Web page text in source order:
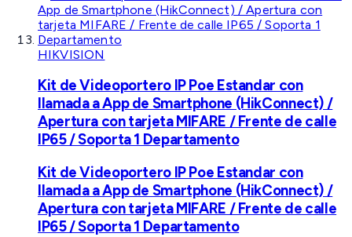
HIKVISION
Kit de Videoportero IP Poe Estandar con
llamada a App de Smartphone (HikConnect) /
Apertura con tarjeta MIFARE / Frente de calle
IP65 / Soporta 1 Departamento
Kit de Videoportero IP Poe Estandar con
llamada a App de Smartphone (HikConnect) /
Apertura con tarjeta MIFARE / Frente de calle
IP65 / Soporta 1 Departamento